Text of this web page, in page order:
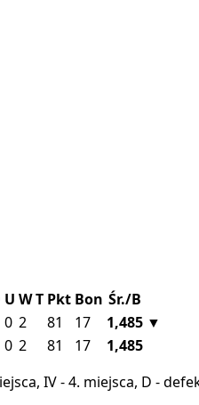
U WT Pkt Bon Śr./B
0 2 81 17 1,485 ▼
0 2 81 17
1,485
IV - 4. miejsca, D -